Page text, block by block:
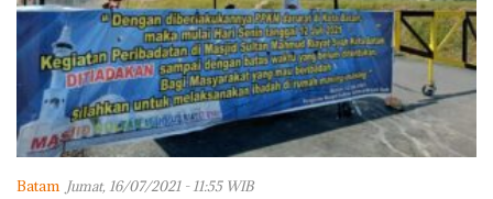
Batam Jumat, 16/07/2021 - 11:55 WIB